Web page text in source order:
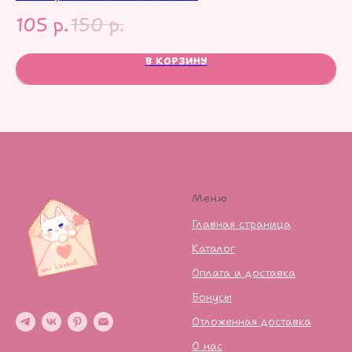
105 р.150 р.
В КОРЗИНУ
Меню
Главная страница
Каталог
Оплата и доставка
Бонусы
Отложенная доставка
О нас